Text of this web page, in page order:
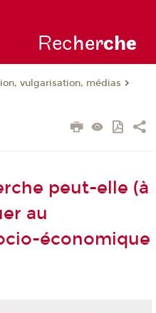
Recherche
vulgarisation, médias
peut-elle (à
au
économique